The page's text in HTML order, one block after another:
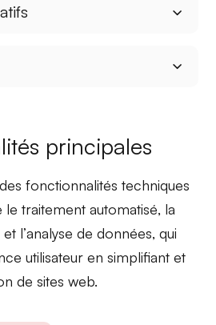
principales
fonctionnalités techniques
letraitement automatisé, la
et l’analyse de données, qui
utilisateur en simplifiant et
de sites web.